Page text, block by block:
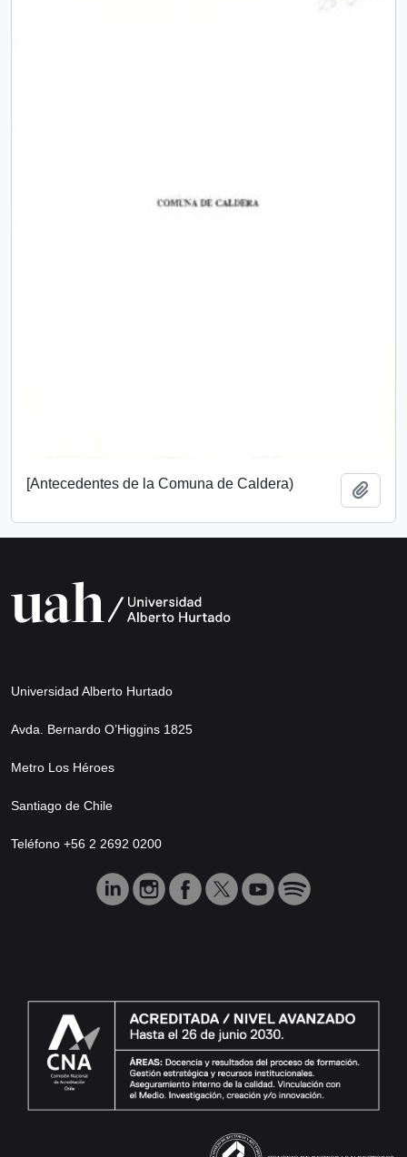
[Antecedentes de la Comuna de Caldera)
Universidad Alberto Hurtado
Avda. Bernardo O’Higgins 1825
Metro Los Héroes
Santiago de Chile
Teléfono +56 2 2692 0200